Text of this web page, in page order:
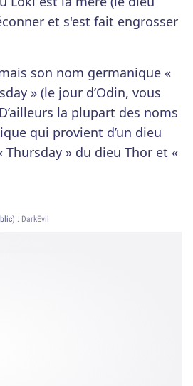
et s'est fait engrosser
son nom germanique «
» (le jour d’Odin, vous
la plupart des noms
qui provient d’un dieu
Thursday » du dieu Thor et «
) : DarkEvil